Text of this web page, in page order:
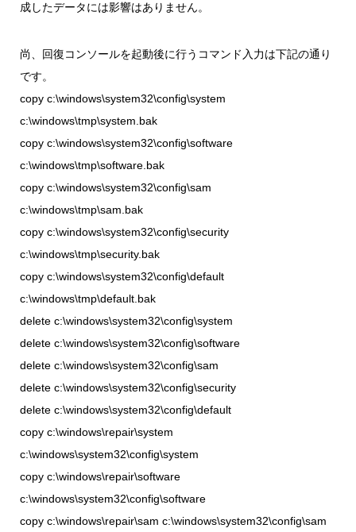
成したデータには影響はありません。
尚、回復コンソールを起動後に行うコマンド入力は下記の通り
です。
copy c:\windows\system32\config\system
c:\windows\tmp\system.bak
copy c:\windows\system32\config\software
c:\windows\tmp\software.bak
copy c:\windows\system32\config\sam
c:\windows\tmp\sam.bak
copy c:\windows\system32\config\security
c:\windows\tmp\security.bak
copy c:\windows\system32\config\default
c:\windows\tmp\default.bak
delete c:\windows\system32\config\system
delete c:\windows\system32\config\software
delete c:\windows\system32\config\sam
delete c:\windows\system32\config\security
delete c:\windows\system32\config\default
copy c:\windows\repair\system
c:\windows\system32\config\system
copy c:\windows\repair\software
c:\windows\system32\config\software
copy c:\windows\repair\sam c:\windows\system32\config\sam